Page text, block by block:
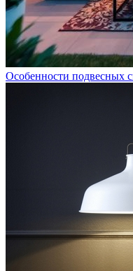
Особенности подвесных